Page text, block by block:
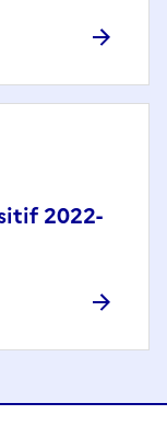
2022-